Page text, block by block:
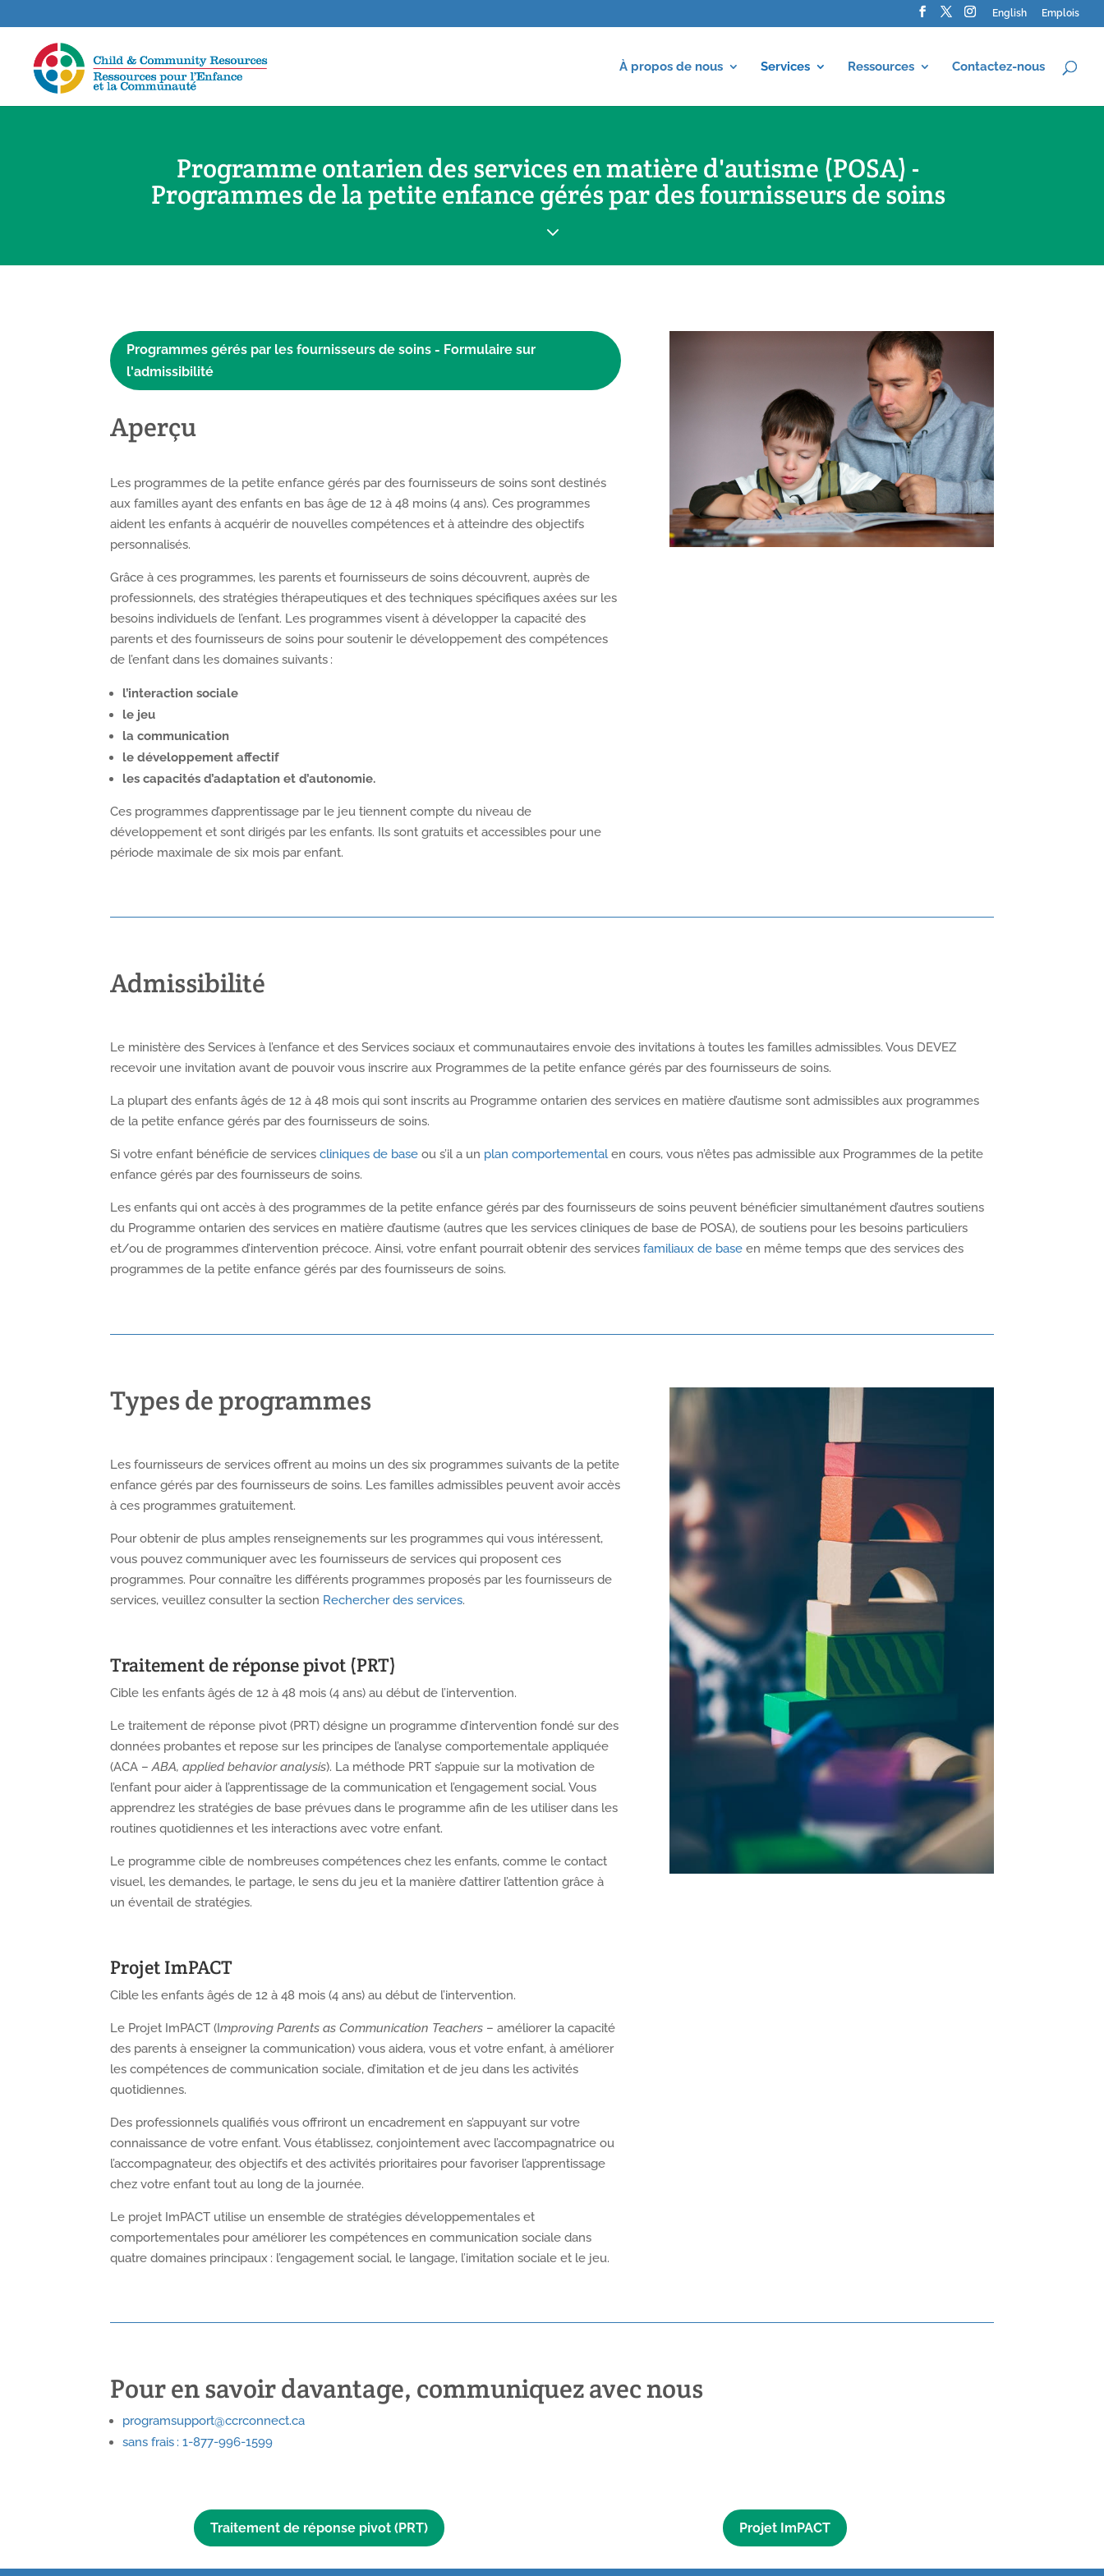
English Emplois
À propos de nous Services Ressources Contactez-nous
Programme ontarien des services en matière d'autisme (POSA) -
Programmes de la petite enfance gérés par des fournisseurs de soins
3
Programmes gérés par les fournisseurs de soins - Formulaire sur
l'admissibilité
Aperçu
Les programmes de la petite enfance gérés par des fournisseurs de soins sont destinés
aux familles ayant des enfants en bas âge de 12 à 48 moins (4 ans). Ces programmes
aident les enfants à acquérir de nouvelles compétences et à atteindre des objectifs
personnalisés.
Grâce à ces programmes, les parents et fournisseurs de soins découvrent, auprès de
professionnels, des stratégies thérapeutiques et des techniques spécifiques axées sur les
besoins individuels de l’enfant. Les programmes visent à développer la capacité des
parents et des fournisseurs de soins pour soutenir le développement des compétences
de l’enfant dans les domaines suivants :
l’interaction sociale
le jeu
la communication
le développement affectif
les capacités d’adaptation et d’autonomie.
Ces programmes d’apprentissage par le jeu tiennent compte du niveau de
développement et sont dirigés par les enfants. Ils sont gratuits et accessibles pour une
période maximale de six mois par enfant.
Admissibilité
Le ministère des Services à l’enfance et des Services sociaux et communautaires envoie des invitations à toutes les familles admissibles. Vous DEVEZ
recevoir une invitation avant de pouvoir vous inscrire aux Programmes de la petite enfance gérés par des fournisseurs de soins.
La plupart des enfants âgés de 12 à 48 mois qui sont inscrits au Programme ontarien des services en matière d’autisme sont admissibles aux programmes
de la petite enfance gérés par des fournisseurs de soins.
Si votre enfant bénéficie de servicescliniques de base ou s’il a un plan comportementalen cours, vous n’êtes pas admissible aux Programmes de la petite
enfance gérés par des fournisseurs de soins.
Les enfants qui ont accès à des programmes de la petite enfance gérés par des fournisseurs de soins peuvent bénéficier simultanément d’autres soutiens
du Programme ontarien des services en matière d’autisme (autres que les services cliniques de base de POSA), de soutiens pour les besoins particuliers
et/ou de programmes d’intervention précoce. Ainsi, votre enfant pourrait obtenir des servicesfamiliaux de base en même temps que des services des
programmes de la petite enfance gérés par des fournisseurs de soins.
Types de programmes
Les fournisseurs de services offrent au moins un des six programmes suivants de la petite
enfance gérés par des fournisseurs de soins. Les familles admissibles peuvent avoir accès
à ces programmes gratuitement.
Pour obtenir de plus amples renseignements sur les programmes qui vous intéressent,
vous pouvez communiquer avec les fournisseurs de services qui proposent ces
programmes. Pour connaître les différents programmes proposés par les fournisseurs de
services, veuillez consulter la section Rechercher des services.
Traitement de réponse pivot (PRT)
Cible les enfants âgés de 12 à 48 mois (4 ans) au début de l’intervention.
Le traitement de réponse pivot (PRT) désigne un programme d’intervention fondé sur des
données probantes et repose sur les principes de l’analyse comportementale appliquée
(ACA –ABA, applied behavior analysis). La méthode PRT s’appuie sur la motivation de
l’enfant pour aider à l’apprentissage de la communication et l’engagement social. Vous
apprendrez les stratégies de base prévues dans le programme afin de les utiliser dans les
routines quotidiennes et les interactions avec votre enfant.
Le programme cible de nombreuses compétences chez les enfants, comme le contact
visuel, les demandes, le partage, le sens du jeu et la manière d’attirer l’attention grâce à
un éventail de stratégies.
Projet ImPACT
Cible les enfants âgés de 12 à 48 mois (4 ans) au début de l’intervention.
Le Projet ImPACT (Improving Parents as Communication Teachers – améliorer la capacité
des parents à enseigner la communication) vous aidera, vous et votre enfant, à améliorer
les compétences de communication sociale, d’imitation et de jeu dans les activités
quotidiennes.
Des professionnels qualifiés vous offriront un encadrement en s’appuyant sur votre
connaissance de votre enfant. Vous établissez, conjointement avec l’accompagnatrice ou
l’accompagnateur, des objectifs et des activités prioritaires pour favoriser l’apprentissage
chez votre enfant tout au long de la journée.
Le projet ImPACT utilise un ensemble de stratégies développementales et
comportementales pour améliorer les compétences en communication sociale dans
quatre domaines principaux : l’engagement social, le langage, l’imitation sociale et le jeu.
Pour en savoir davantage, communiquez avec nous
programsupport@ccrconnect.ca
sans frais : 1-877-996-1599
Traitement de réponse pivot (PRT) Projet ImPACT